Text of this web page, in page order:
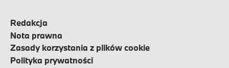
Redakcja
Nota prawna
Zasady korzystania z plików cookie
Polityka prywatności